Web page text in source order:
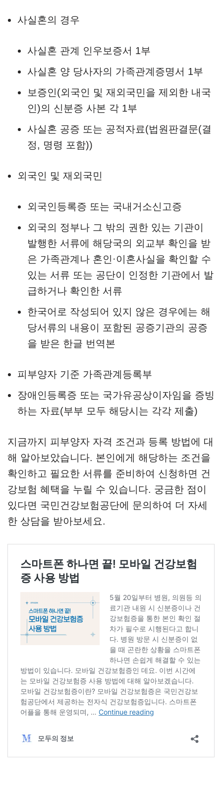
사실혼의 경우
사실혼 관계 인우보증서 1부
사실혼 양 당사자의 가족관계증명서 1부
보증인(외국인 및 재외국민을 제외한 내국
인)의 신분증 사본 각 1부
사실혼 공증 또는 공적자료(법원판결문(결
정, 명령 포함))
외국인 및 재외국민
외국인등록증 또는 국내거소신고증
외국의 정부나 그 밖의 권한 있는 기관이
발행한 서류에 해당국의 외교부 확인을 받
은 가족관계나 혼인·이혼사실을 확인할 수
있는 서류 또는 공단이 인정한 기관에서 발
급하거나 확인한 서류
한국어로 작성되어 있지 않은 경우에는 해
당서류의 내용이 포함된 공증기관의 공증
을 받은 한글 번역본
피부양자 기준 가족관계등록부
장애인등록증 또는 국가유공상이자임을 증빙
하는 자료(부부 모두 해당시는 각각 제출)
지금까지 피부양자 자격 조건과 등록 방법에 대
해 알아보았습니다. 본인에게 해당하는 조건을
확인하고 필요한 서류를 준비하여 신청하면 건
강보험 혜택을 누릴 수 있습니다. 궁금한 점이
있다면 국민건강보험공단에 문의하여 더 자세
한 상담을 받아보세요.